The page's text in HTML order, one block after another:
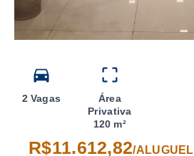
2 Vagas
Área
Privativa
120 m²
R$11.612,82/ALUGUEL